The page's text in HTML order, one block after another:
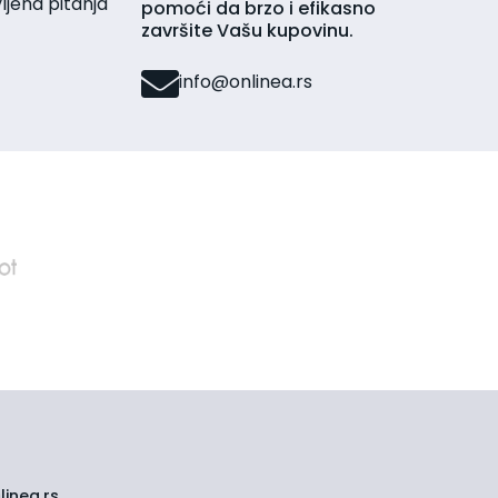
pomoći da brzo i efikasno
završite Vašu kupovinu.
info@onlinea.rs